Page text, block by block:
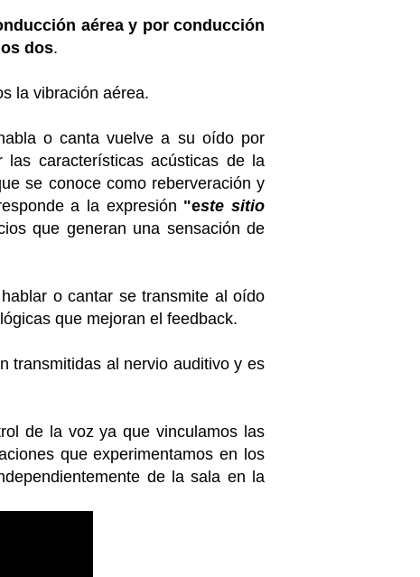
aérea y por conducción
dos.
la vibración aérea.
o canta vuelve a su oído por
las características acústicas de la
se conoce como reberveración y
a la expresión "este sitio
que generan una sensación de
o cantar se transmite al oído
que mejoran el feedback.
transmitidas al nervio auditivo y es
de la voz ya que vinculamos las
que experimentamos en los
de la sala en la